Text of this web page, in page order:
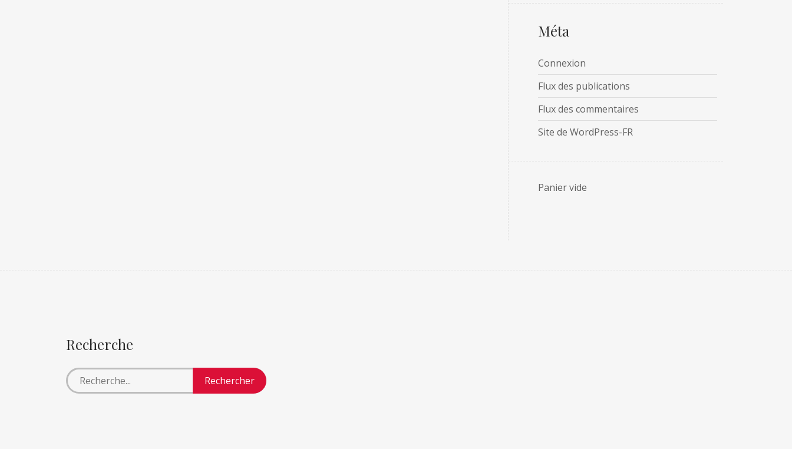
Méta
Connexion
Flux des publications
Flux des commentaires
Site de WordPress-FR
Panier vide
Recherche